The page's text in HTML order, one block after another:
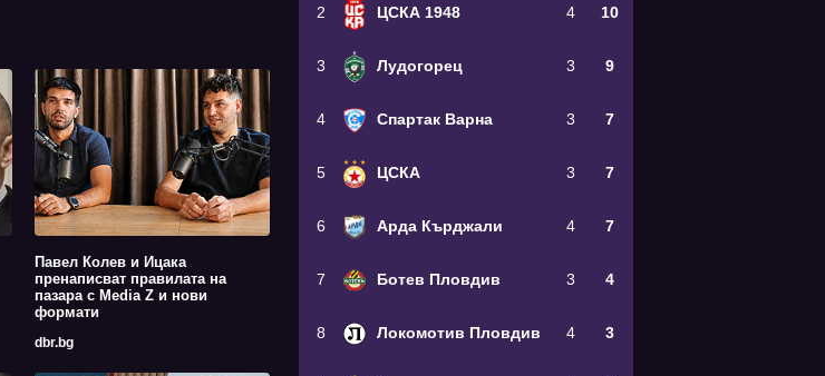
Павел Колев и Ицака
пренаписват правилата на
пазара с Media Z и нови
формати
dbr.bg
2 ЦСКА 1948 4 10
3 Лудогорец 3 9
4 Спартак Варна 3 7
5 ЦСКА 3 7
6 Арда Кърджали 4 7
7 Ботев Пловдив 3 4
8 Локомотив Пловдив 4 3